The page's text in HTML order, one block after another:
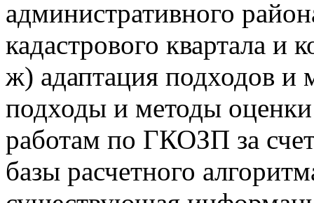
административного
кадастрового квартала и
ж) адаптация подходов и
подходы и методы
работам по ГКОЗП за
базы расчетного